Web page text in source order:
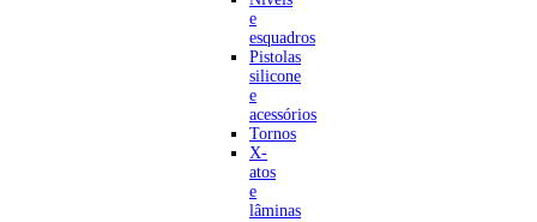
e
esquadros
Pistolas
silicone
e
acessórios
Tornos
X-
atos
e
lâminas